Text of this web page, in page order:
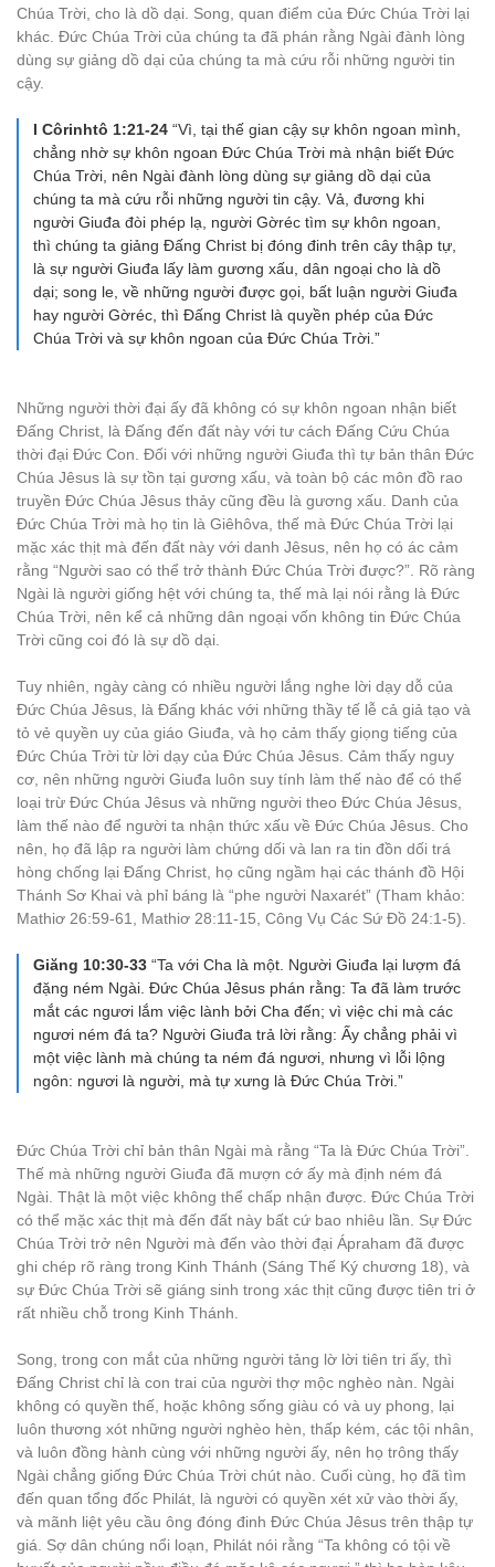
Chúa Trời, cho là dồ dại. Song, quan điểm của Đức Chúa Trời lại
khác. Đức Chúa Trời của chúng ta đã phán rằng Ngài đành lòng
dùng sự giảng dồ dại của chúng ta mà cứu rỗi những người tin
cậy.
I Côrinhtô 1:21-24 “Vì, tại thế gian cậy sự khôn ngoan mình,
chẳng nhờ sự khôn ngoan Đức Chúa Trời mà nhận biết Đức
Chúa Trời, nên Ngài đành lòng dùng sự giảng dồ dại của
chúng ta mà cứu rỗi những người tin cậy. Vả, đương khi
người Giuđa đòi phép lạ, người Gờréc tìm sự khôn ngoan,
thì chúng ta giảng Đấng Christ bị đóng đinh trên cây thập tự,
là sự người Giuđa lấy làm gương xấu, dân ngoại cho là dồ
dại; song le, về những người được gọi, bất luận người Giuđa
hay người Gờréc, thì Đấng Christ là quyền phép của Đức
Chúa Trời và sự khôn ngoan của Đức Chúa Trời.”
Những người thời đại ấy đã không có sự khôn ngoan nhận biết
Đấng Christ, là Đấng đến đất này với tư cách Đấng Cứu Chúa
thời đại Đức Con. Đối với những người Giuđa thì tự bản thân Đức
Chúa Jêsus là sự tồn tại gương xấu, và toàn bộ các môn đồ rao
truyền Đức Chúa Jêsus thảy cũng đều là gương xấu. Danh của
Đức Chúa Trời mà họ tin là Giêhôva, thế mà Đức Chúa Trời lại
mặc xác thịt mà đến đất này với danh Jêsus, nên họ có ác cảm
rằng “Người sao có thể trở thành Đức Chúa Trời được?”. Rõ ràng
Ngài là người giống hệt với chúng ta, thế mà lại nói rằng là Đức
Chúa Trời, nên kể cả những dân ngoại vốn không tin Đức Chúa
Trời cũng coi đó là sự dồ dại.
Tuy nhiên, ngày càng có nhiều người lắng nghe lời dạy dỗ của
Đức Chúa Jêsus, là Đấng khác với những thầy tế lễ cả giả tạo và
tỏ vẻ quyền uy của giáo Giuđa, và họ cảm thấy giọng tiếng của
Đức Chúa Trời từ lời dạy của Đức Chúa Jêsus. Cảm thấy nguy
cơ, nên những người Giuđa luôn suy tính làm thế nào để có thể
loại trừ Đức Chúa Jêsus và những người theo Đức Chúa Jêsus,
làm thế nào để người ta nhận thức xấu về Đức Chúa Jêsus. Cho
nên, họ đã lập ra người làm chứng dối và lan ra tin đồn dối trá
hòng chống lại Đấng Christ, họ cũng ngầm hại các thánh đồ Hội
Thánh Sơ Khai và phỉ báng là “phe người Naxarét” (Tham khảo:
Mathiơ 26:59-61, Mathiơ 28:11-15, Công Vụ Các Sứ Đồ 24:1-5).
Giăng 10:30-33 “Ta với Cha là một. Người Giuđa lại lượm đá
đặng ném Ngài. Đức Chúa Jêsus phán rằng: Ta đã làm trước
mắt các ngươi lắm việc lành bởi Cha đến; vì việc chi mà các
ngươi ném đá ta? Người Giuđa trả lời rằng: Ấy chẳng phải vì
một việc lành mà chúng ta ném đá ngươi, nhưng vì lỗi lộng
ngôn: ngươi là người, mà tự xưng là Đức Chúa Trời.”
Đức Chúa Trời chỉ bản thân Ngài mà rằng “Ta là Đức Chúa Trời”.
Thế mà những người Giuđa đã mượn cớ ấy mà định ném đá
Ngài. Thật là một việc không thể chấp nhận được. Đức Chúa Trời
có thể mặc xác thịt mà đến đất này bất cứ bao nhiêu lần. Sự Đức
Chúa Trời trở nên Người mà đến vào thời đại Ápraham đã được
ghi chép rõ ràng trong Kinh Thánh (Sáng Thế Ký chương 18), và
sự Đức Chúa Trời sẽ giáng sinh trong xác thịt cũng được tiên tri ở
rất nhiều chỗ trong Kinh Thánh.
Song, trong con mắt của những người tảng lờ lời tiên tri ấy, thì
Đấng Christ chỉ là con trai của người thợ mộc nghèo nàn. Ngài
không có quyền thế, hoặc không sống giàu có và uy phong, lại
luôn thương xót những người nghèo hèn, thấp kém, các tội nhân,
và luôn đồng hành cùng với những người ấy, nên họ trông thấy
Ngài chẳng giống Đức Chúa Trời chút nào. Cuối cùng, họ đã tìm
đến quan tổng đốc Philát, là người có quyền xét xử vào thời ấy,
và mãnh liệt yêu cầu ông đóng đinh Đức Chúa Jêsus trên thập tự
giá. Sợ dân chúng nổi loạn, Philát nói rằng “Ta không có tội về